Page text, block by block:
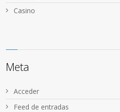
Сasino
Meta
Acceder
Feed de entradas